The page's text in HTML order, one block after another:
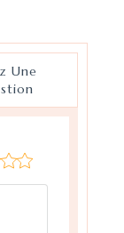
Une